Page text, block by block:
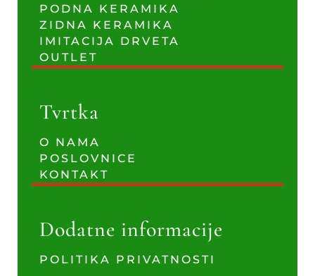
PODNA KERAMIKA
ZIDNA KERAMIKA
IMITACIJA DRVETA
OUTLET
Tvrtka
O NAMA
POSLOVNICE
KONTAKT
Dodatne informacije
POLITIKA PRIVATNOSTI